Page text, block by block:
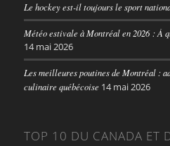
Le hockey est-il toujours le sport
Météo estivale à Montréal en 2026 : À
14 mai 2026
Les meilleures poutines de Montréal :
culinaire québécoise 14 mai 2026
TOP 10 DU CANADA ET